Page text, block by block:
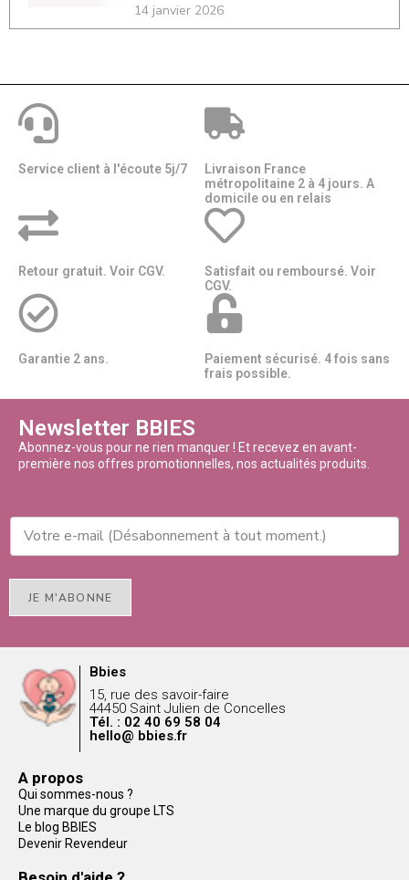
14 janvier 2026
Service client à l'écoute 5j/7
Livraison France
métropolitaine 2 à 4 jours. A
domicile ou en relais​​
Retour gratuit. Voir CGV.
Satisfait ou remboursé. Voir
CGV.
Garantie 2 ans.
Paiement sécurisé. 4 fois sans
frais possible.
Newsletter BBIES
Abonnez-vous pour ne rien manquer ! Et recevez en avant-
première nos offres promotionnelles, nos actualités produits.
JE M'ABONNE
Bbies
15, rue des savoir-faire
44450 Saint Julien de Concelles
Tél. : 02 40 69 58 04
hello@ bbies.fr
A propos
Qui sommes-nous ?
Une marque du groupe LTS
Le blog BBIES
Devenir Revendeur